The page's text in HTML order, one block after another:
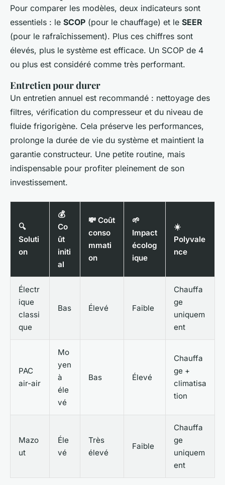
Pour comparer les modèles, deux indicateurs sont
essentiels : le SCOP (pour le chauffage) et le SEER
(pour le rafraîchissement). Plus ces chiffres sont
élevés, plus le système est efficace. Un SCOP de 4
ou plus est considéré comme très performant.
Entretien pour durer
Un entretien annuel est recommandé : nettoyage des
filtres, vérification du compresseur et du niveau de
fluide frigorigène. Cela préserve les performances,
prolonge la durée de vie du système et maintient la
garantie constructeur. Une petite routine, mais
indispensable pour profiter pleinement de son
investissement.
🔍
Soluti
on
💰
Co
ût
initi
al
💸 Coût
conso
mmati
on
🌱
Impact
écolog
ique
☀️
Polyvale
nce
Électr
ique
classi
que
Bas Élevé Faible
Chauffa
ge
uniquem
ent
PAC
air-air
Mo
yen
à
éle
vé
Bas Élevé
Chauffa
ge +
climatisa
tion
Mazo
ut
Éle
vé
Très
élevé
Faible
Chauffa
ge
uniquem
ent